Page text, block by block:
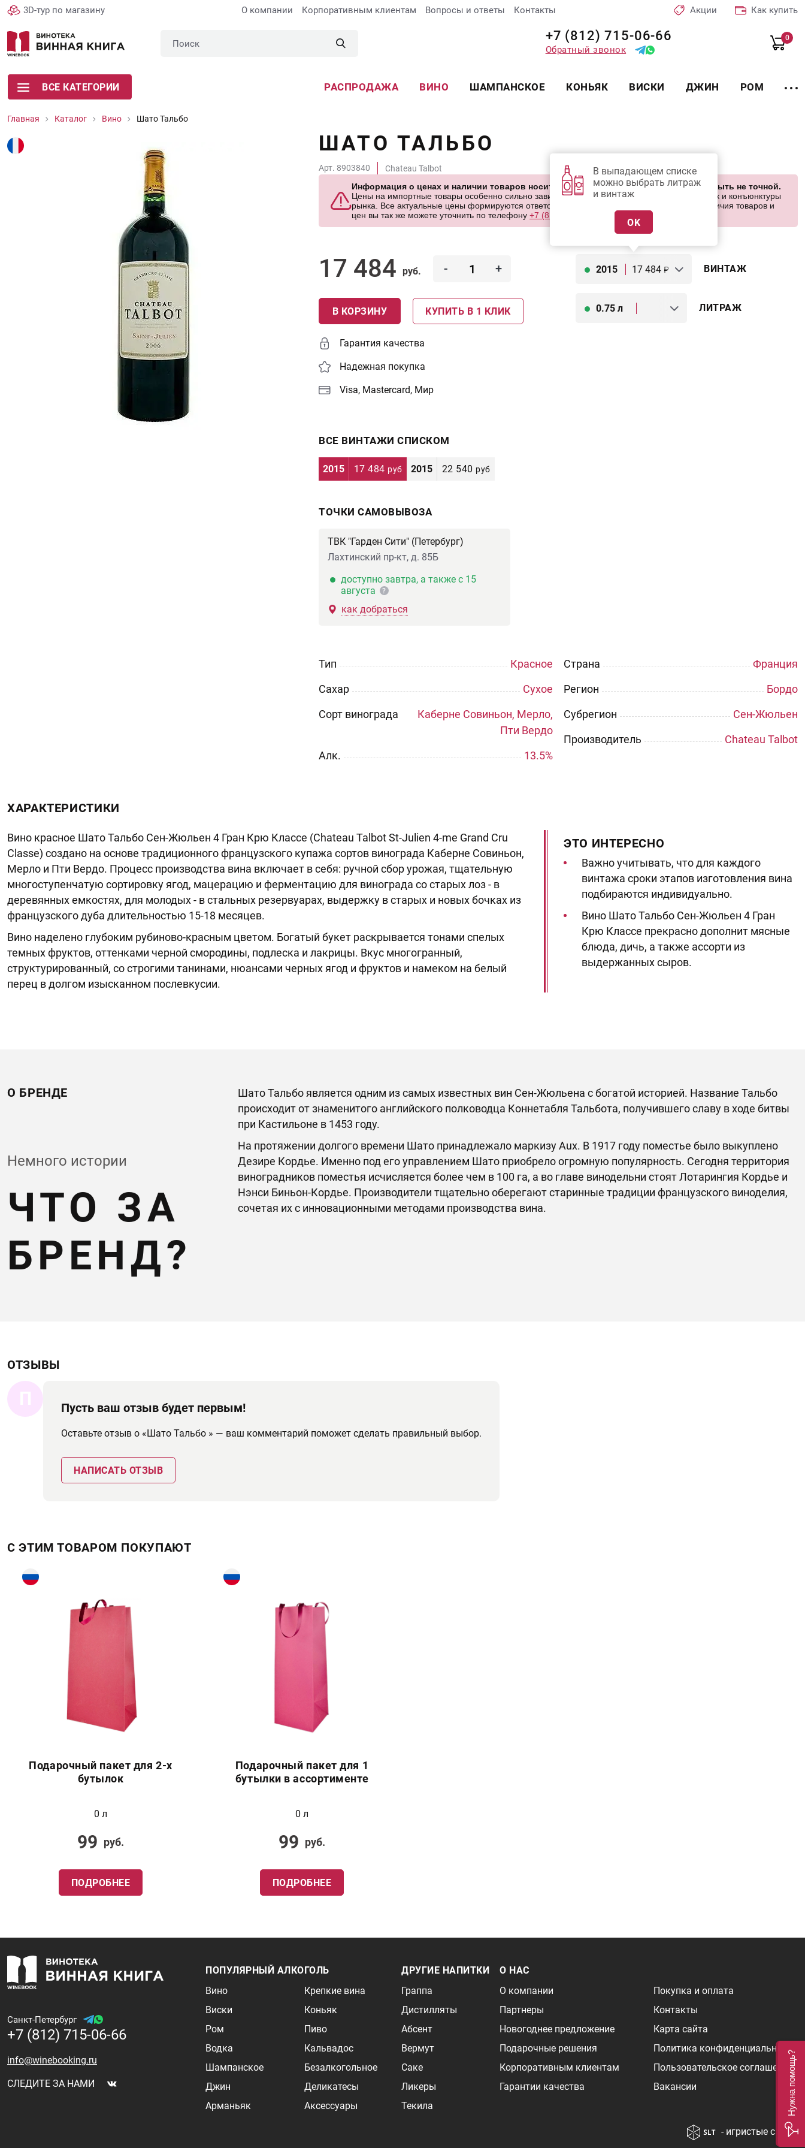
3D-тур по магазину О компании Корпоративным клиентам Вопросы и ответы Контакты Акции Как купить
+7 (812) 715-06-66
Обратный звонок
0
ВСЕ КАТЕГОРИИ РАСПРОДАЖА ВИНО ШАМПАНСКОЕ КОНЬЯК ВИСКИ ДЖИН РОМ
Главная Каталог Вино Шато Тальбо
ШАТО ТАЛЬБО
Арт. 8903840
Chateau Talbot
Информация о ценах и наличии товаров носит ознакомительный характер и может быть не точной.
Цены на импортные товары особенно сильно зависят от курса валют, логистических цепочек и конъюнктуры
рынка. Все актуальные цены формируются ответом на ваши запросы. Об актуальности наличия товаров и
цен вы так же можете уточнить по телефону +7 (812) 715 06-66 с 11-22 ежедневно.
17 484 руб. - +
В КОРЗИНУ КУПИТЬ В 1 КЛИК
В выпадающем списке
можно выбрать литраж
и винтаж
OK
2015 17 484 ВИНТАЖ
0.75 л ЛИТРАЖ
Гарантия качества
Надежная покупка
Visa, Mastercard, Мир
ВСЕ ВИНТАЖИ СПИСКОМ
2015 17 484 руб 2015 22 540 руб
ТОЧКИ САМОВЫВОЗА
ТВК "Гарден Сити" (Петербург)
Лахтинский пр-кт, д. 85Б
доступно завтра, а также с 15
августа
?
как добраться
Тип
Красное
Сахар
Сухое
Сорт винограда
Каберне Совиньон, Мерло,
Пти Вердо
Aлк.
13.5%
Страна
Франция
Регион
Бордо
Субрегион
Сен-Жюльен
Производитель
Chateau Talbot
ХАРАКТЕРИСТИКИ
Вино красное Шато Тальбо Сен-Жюльен 4 Гран Крю Классе (Chateau Talbot St-Julien 4-me Grand Cru
Classe) создано на основе традиционного французского купажа сортов винограда Каберне Совиньон,
Мерло и Пти Вердо. Процесс производства вина включает в себя: ручной сбор урожая, тщательную
многоступенчатую сортировку ягод, мацерацию и ферментацию для винограда со старых лоз - в
деревянных емкостях, для молодых - в стальных резервуарах, выдержку в старых и новых бочках из
французского дуба длительностью 15-18 месяцев.
Вино наделено глубоким рубиново-красным цветом. Богатый букет раскрывается тонами спелых
темных фруктов, оттенками черной смородины, подлеска и лакрицы. Вкус многогранный,
структурированный, со строгими танинами, нюансами черных ягод и фруктов и намеком на белый
перец в долгом изысканном послевкусии.
ЭТО ИНТЕРЕСНО
Важно учитывать, что для каждого
винтажа сроки этапов изготовления вина
подбираются индивидуально.
Вино Шато Тальбо Сен-Жюльен 4 Гран
Крю Классе прекрасно дополнит мясные
блюда, дичь, а также ассорти из
выдержанных сыров.
О БРЕНДЕ
Немного истории
ЧТО ЗА
БРЕНД?
Шато Тальбо является одним из самых известных вин Сен-Жюльена с богатой историей. Название Тальбо
происходит от знаменитого английского полководца Коннетабля Тальбота, получившего славу в ходе битвы
при Кастильоне в 1453 году.
На протяжении долгого времени Шато принадлежало маркизу Aux. В 1917 году поместье было выкуплено
Дезире Кордье. Именно под его управлением Шато приобрело огромную популярность. Сегодня территория
виноградников поместья исчисляется более чем в 100 га, а во главе винодельни стоят Лотарингия Кордье и
Нэнси Биньон-Кордье. Производители тщательно оберегают старинные традиции французского виноделия,
сочетая их с инновационными методами производства вина.
ОТЗЫВЫ
П Пусть ваш отзыв будет первым!
Оставьте отзыв о «Шато Тальбо » — ваш комментарий поможет сделать правильный выбор.
НАПИСАТЬ ОТЗЫВ
С ЭТИМ ТОВАРОМ ПОКУПАЮТ
Подарочный пакет для 2-х
бутылок
0 л
99 руб.
ПОДРОБНЕЕ
Подарочный пакет для 1
бутылки в ассортименте
0 л
99 руб.
ПОДРОБНЕЕ
Санкт-Петербург
+7 (812) 715-06-66
info@winebooking.ru
СЛЕДИТЕ ЗА НАМИ
ПОПУЛЯРНЫЙ АЛКОГОЛЬ
Вино
Виски
Ром
Водка
Шампанское
Джин
Арманьяк
Крепкие вина
Коньяк
Пиво
Кальвадос
Безалкогольное
Деликатесы
Аксессуары
ДРУГИЕ НАПИТКИ
Граппа
Дистилляты
Абсент
Вермут
Саке
Ликеры
Текила
О НАС
О компании
Партнеры
Новогоднее предложение
Подарочные решения
Корпоративным клиентам
Гарантии качества
Покупка и оплата
Контакты
Карта сайта
Политика конфиденциальности
Пользовательское соглашение
Вакансии
- игристые сайты
Нужна помощь?